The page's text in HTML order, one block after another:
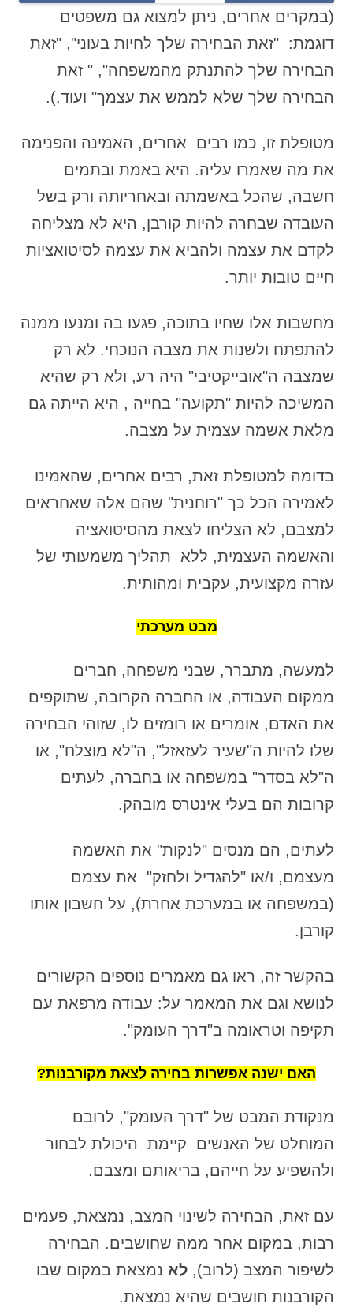
(במקרים אחרים, ניתן למצוא גם משפטים
דוגמת: "זאת הבחירה שלך לחיות בעוני", "זאת
הבחירה שלך להתנתק מהמשפחה", " זאת
הבחירה שלך שלא לממש את עצמך" ועוד.).
מטופלת זו, כמו רבים אחרים, האמינה והפנימה
את מה שאמרו עליה. היא באמת ובתמים
חשבה, שהכל באשמתה ובאחריותה ורק בשל
העובדה שבחרה להיות קורבן, היא לא מצליחה
לקדם את עצמה ולהביא את עצמה לסיטואציות
חיים טובות יותר.
מחשבות אלו שחיו בתוכה, פגעו בה ומנעו ממנה
להתפתח ולשנות את מצבה הנוכחי. לא רק
שמצבה ה"אובייקטיבי" היה רע, ולא רק שהיא
המשיכה להיות "תקועה" בחייה , היא הייתה גם
מלאת אשמה עצמית על מצבה.
בדומה למטופלת זאת, רבים אחרים, שהאמינו
לאמירה הכל כך "רוחנית" שהם אלה שאחראים
למצבם, לא הצליחו לצאת מהסיטואציה
והאשמה העצמית, ללא תהליך משמעותי של
עזרה מקצועית, עקבית ומהותית.
מבט מערכתי
למעשה, מתברר, שבני משפחה, חברים
ממקום העבודה, או החברה הקרובה, שתוקפים
את האדם, אומרים או רומזים לו, שזוהי הבחירה
שלו להיות ה"שעיר לעזאזל", ה"לא מוצלח", או
ה"לא בסדר" במשפחה או בחברה, לעתים
קרובות הם בעלי אינטרס מובהק.
לעתים, הם מנסים "לנקות" את האשמה
מעצמם, ו/או "להגדיל ולחזק" את עצמם
(במשפחה או במערכת אחרת), על חשבון אותו
קורבן.
בהקשר זה, ראו גם מאמרים נוספים הקשורים
לנושא וגם את המאמר על: עבודה מרפאת עם
תקיפה וטראומה ב"דרך העומק".
האם ישנה אפשרות בחירה לצאת מקורבנות?
מנקודת המבט של "דרך העומק", לרובם
המוחלט של האנשים קיימת היכולת לבחור
ולהשפיע על חייהם, בריאותם ומצבם.
עם זאת, הבחירה לשינוי המצב, נמצאת, פעמים
רבות, במקום אחר ממה שחושבים. הבחירה
לשיפור המצב (לרוב), לא נמצאת במקום שבו
הקורבנות חושבים שהיא נמצאת.